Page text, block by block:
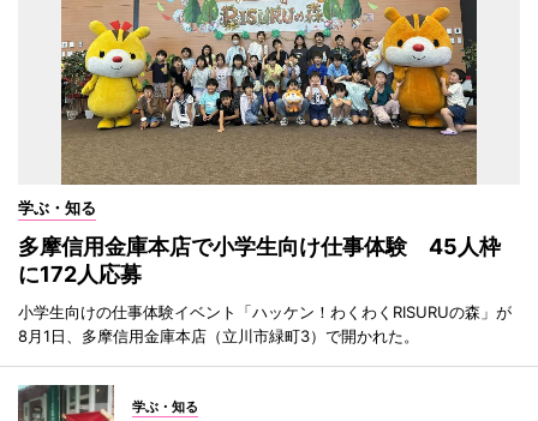
学ぶ・知る
多摩信用金庫本店で小学生向け仕事体験 45人枠
に172人応募
小学生向けの仕事体験イベント「ハッケン！わくわくRISURUの森」が
8月1日、多摩信用金庫本店（立川市緑町3）で開かれた。
学ぶ・知る